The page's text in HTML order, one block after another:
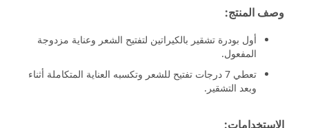
وصف المنتج:
أول بودرة تشقير بالكيراتين لتفتيح الشعر وعناية مزدوجة
المفعول.
تعطي 7 درجات تفتيح للشعر وتكسبه العناية المتكاملة أثناء
وبعد التشقير.
الاستخدامات: